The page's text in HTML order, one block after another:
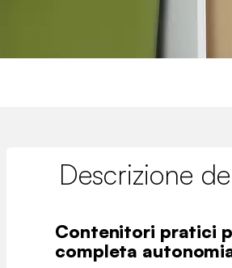
Descrizione
Contenitori pratici
completa